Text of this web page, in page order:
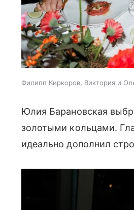
Филипп Киркоров, Виктория и
Юлия Барановская
золотыми кольцами.
идеально дополнил